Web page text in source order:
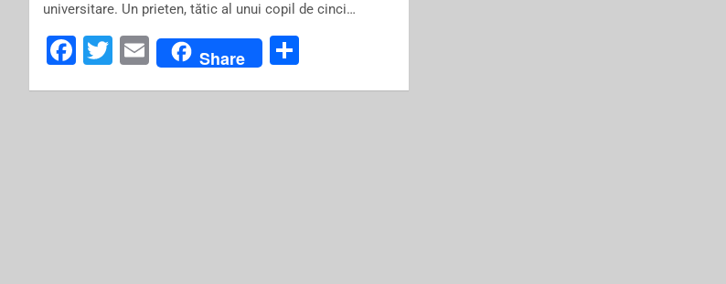
universitare. Un prieten, tătic al unui copil de cinci…
F
T
E
Share